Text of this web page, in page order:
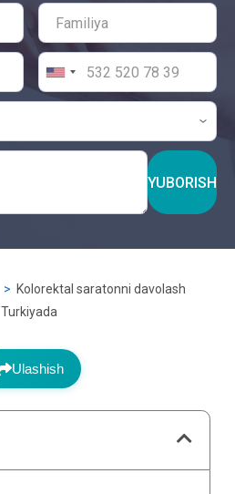
YUBORISH
Kolorektal saratonni davolash
Turkiyada
Ulashish